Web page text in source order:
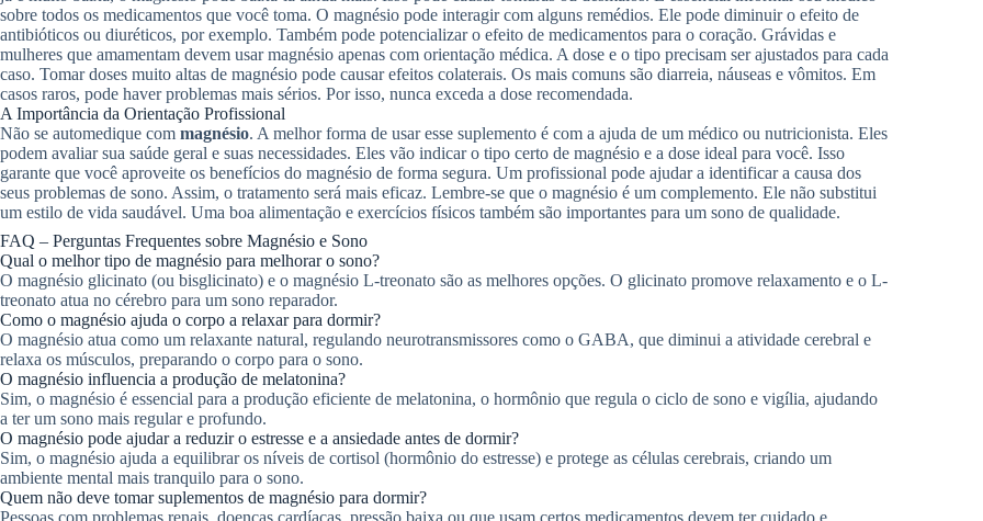
sobre todos os medicamentos que você toma. O magnésio pode interagir com alguns remédios. Ele pode diminuir o efeito de
antibióticos ou diuréticos, por exemplo. Também pode potencializar o efeito de medicamentos para o coração. Grávidas e
mulheres que amamentam devem usar magnésio apenas com orientação médica. A dose e o tipo precisam ser ajustados para cada
caso. Tomar doses muito altas de magnésio pode causar efeitos colaterais. Os mais comuns são diarreia, náuseas e vômitos. Em
casos raros, pode haver problemas mais sérios. Por isso, nunca exceda a dose recomendada.
A Importância da Orientação Profissional
Não se automedique com magnésio. A melhor forma de usar esse suplemento é com a ajuda de um médico ou nutricionista. Eles
podem avaliar sua saúde geral e suas necessidades. Eles vão indicar o tipo certo de magnésio e a dose ideal para você. Isso
garante que você aproveite os benefícios do magnésio de forma segura. Um profissional pode ajudar a identificar a causa dos
seus problemas de sono. Assim, o tratamento será mais eficaz. Lembre-se que o magnésio é um complemento. Ele não substitui
um estilo de vida saudável. Uma boa alimentação e exercícios físicos também são importantes para um sono de qualidade.
FAQ – Perguntas Frequentes sobre Magnésio e Sono
Qual o melhor tipo de magnésio para melhorar o sono?
O magnésio glicinato (ou bisglicinato) e o magnésio L-treonato são as melhores opções. O glicinato promove relaxamento e o L-
treonato atua no cérebro para um sono reparador.
Como o magnésio ajuda o corpo a relaxar para dormir?
O magnésio atua como um relaxante natural, regulando neurotransmissores como o GABA, que diminui a atividade cerebral e
relaxa os músculos, preparando o corpo para o sono.
O magnésio influencia a produção de melatonina?
Sim, o magnésio é essencial para a produção eficiente de melatonina, o hormônio que regula o ciclo de sono e vigília, ajudando
a ter um sono mais regular e profundo.
O magnésio pode ajudar a reduzir o estresse e a ansiedade antes de dormir?
Sim, o magnésio ajuda a equilibrar os níveis de cortisol (hormônio do estresse) e protege as células cerebrais, criando um
ambiente mental mais tranquilo para o sono.
Quem não deve tomar suplementos de magnésio para dormir?